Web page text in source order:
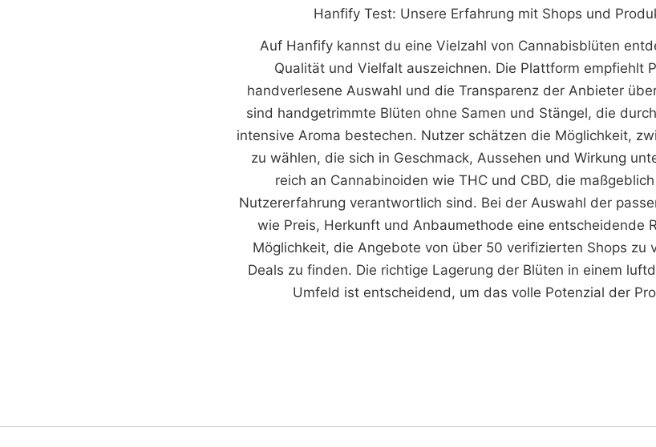
Hanfify Test: Unsere Erfahrung mit Shops und
Auf Hanfify kannst du eine Vielzahl von Cannabisblüten
Qualität und Vielfalt auszeichnen. Die Plattform empfiehlt
handverlesene Auswahl und die Transparenz der Anbieter
sind handgetrimmte Blüten ohne Samen und Stängel, die
intensive Aroma bestechen. Nutzer schätzen die Möglichkeit,
zu wählen, die sich in Geschmack, Aussehen und Wirkung
reich an Cannabinoiden wie THC und CBD, die
Nutzererfahrung verantwortlich sind. Bei der Auswahl der
wie Preis, Herkunft und Anbaumethode eine entscheidende
Möglichkeit, die Angebote von über 50 verifizierten Shops zu
Deals zu finden. Die richtige Lagerung der Blüten in einem
Umfeld ist entscheidend, um das volle Potenzial der